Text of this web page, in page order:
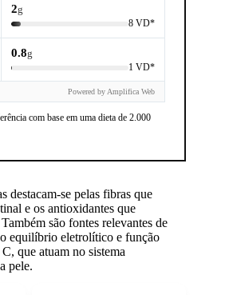
2g
8 VD*
0.8g
1 VD*
Powered by Amplifica Web
com base em uma dieta de 2.000
destacam-se pelas fibras que
e os antioxidantes que
são fontes relevantes de
equilíbrio eletrolítico e função
que atuam no sistema
pele.